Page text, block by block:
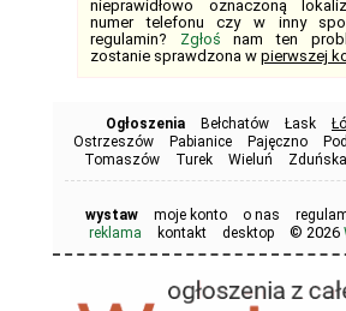
nieprawidłowo oznaczoną
numer telefonu czy w inny
regulamin? Zgłoś nam ten
zostanie sprawdzona w pierwszej
Ogłoszenia Bełchatów Łask
Ostrzeszów
Pabianice Pajęczno
Tomaszów
Turek Wieluń
wystaw moje konto o nas
reklama
kontakt desktop © 2026